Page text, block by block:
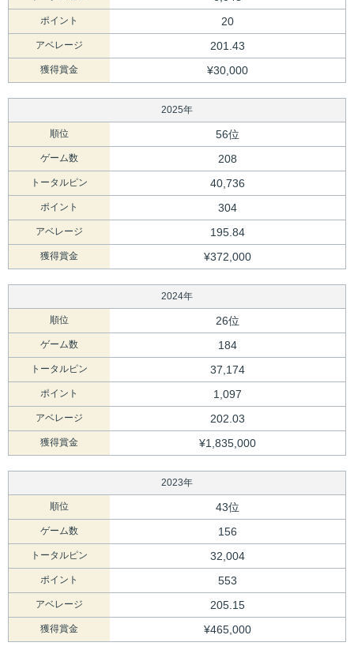
ポイント 20
アベレージ 201.43
獲得賞金 ¥30,000
2025年
順位 56位
ゲーム数 208
トータルピン 40,736
ポイント 304
アベレージ 195.84
獲得賞金 ¥372,000
2024年
順位 26位
ゲーム数 184
トータルピン 37,174
ポイント 1,097
アベレージ 202.03
獲得賞金 ¥1,835,000
2023年
順位 43位
ゲーム数 156
トータルピン 32,004
ポイント 553
アベレージ 205.15
獲得賞金 ¥465,000